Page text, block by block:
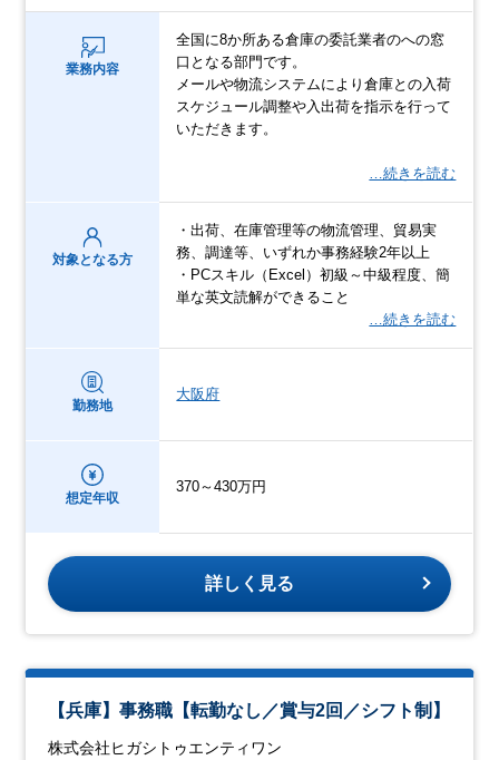
業務内容
全国に8か所ある倉庫の委託業者のへの窓
口となる部門です。
メールや物流システムにより倉庫との入荷
スケジュール調整や入出荷を指示を行って
いただきます。
…続きを読む
対象となる方
・出荷、在庫管理等の物流管理、貿易実
務、調達等、いずれか事務経験2年以上
・PCスキル（Excel）初級～中級程度、簡
単な英文読解ができること
…続きを読む
勤務地
大阪府
想定年収
370～430万円
詳しく見る
【兵庫】事務職【転勤なし／賞与2回／シフト制】
株式会社ヒガシトゥエンティワン